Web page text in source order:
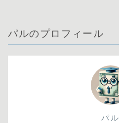
パルのプロフィール
パル